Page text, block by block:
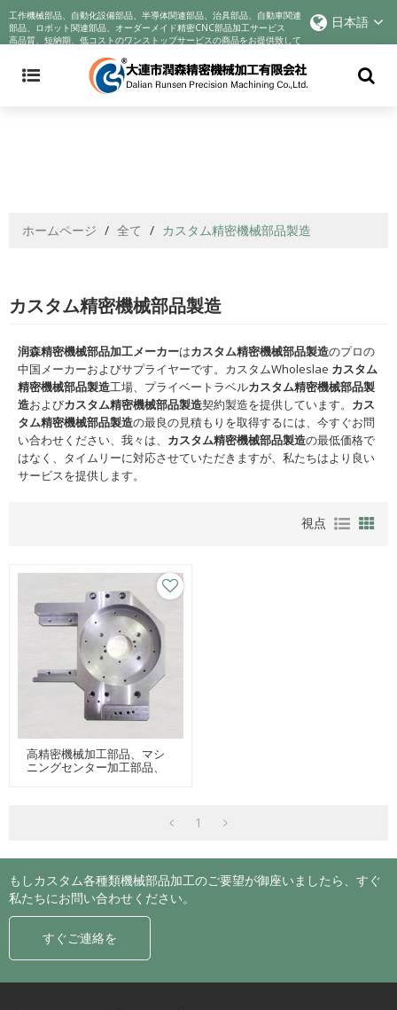
Announcement: Cyndar is tracking the company's actions in response to
the COVID-19 crisis and improving best practices to incentivize better
business behaviors. We voluntarily reduce profits to help companies
through their sadness. We sincerely wish you health
工作機械部品、自動化設備部品、半導体関連部品、治具部品、自動車関連
部品、ロボット関連部品、オーダーメイド精密CNC部品加工サービス
高品質、短納期、低コストのワンストップサービスの商品をお提供致して
日本語
ホームページ / 全て / カスタム精密機械部品製造
カスタム精密機械部品製造
润森精密機械部品加工メーカーはカスタム精密機械部品製造のプロの
中国メーカーおよびサプライヤーです。カスタムWholeslae カスタム
精密機械部品製造工場、プライベートラベルカスタム精密機械部品製
造およびカスタム精密機械部品製造契約製造を提供しています。 カス
タム精密機械部品製造の最良の見積もりを取得するには、今すぐお問
い合わせください、我々は、 カスタム精密機械部品製造の最低価格で
はなく、タイムリーに対応させていただきますが、私たちはより良い
サービスを提供します。
視点
高精密機械加工部品、マシ
ニングセンター加工部品、
1
もしカスタム各種類機械部品加工のご要望が御座いましたら、すぐ
私たちにお問い合わせください。
すぐご連絡を